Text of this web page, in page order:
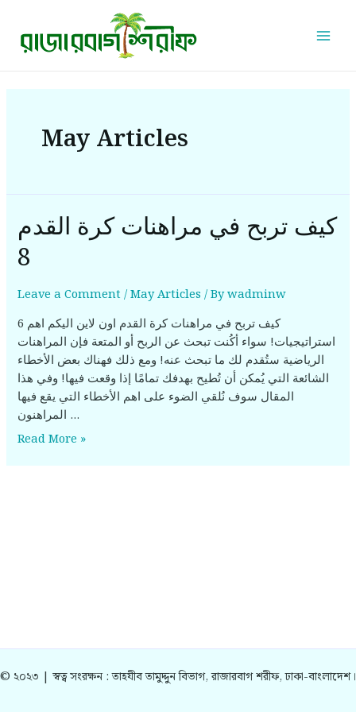
content
May Articles
كيف تربح في مراهنات كرة القدم
8
Leave a Comment/May Articles / Bywadminw
كيف تربح في مراهنات كرة القدم اون لاين اليكم اهم 6
استراتيجيات! سواء أكُنت تبحث عن الربح أو المتعة فإن المراهنات
الرياضية ستُقدم لك ما تبحث عنه! ومع ذلك فهناك بعض الأخطاء
الشائعة التي يُمكن أن تُطيح بهدفك تمامًا إذا وقعت فيها! وفي هذا
المقال سوف نُلقي الضوء على اهم الأخطاء التي يقع فيها
المراهنون …
كيف
تربح
في
كرة
8
Read More »
© ২০২৩ | স্বত্ব সংরক্ষন : তাহযীব তামুদ্দুন বিভাগ, রাজারবাগ শরীফ, ঢাকা-বাংলাদেশ।